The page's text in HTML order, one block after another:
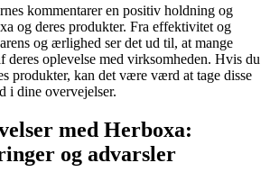
kommentarer en positiv holdning og
og deres produkter. Fra effektivitet og
og ærlighed ser det ud til, at mange
deres oplevelse med virksomheden. Hvis du
produkter, kan det være værd at tage disse
i dine overvejelser.
med Herboxa:
og advarsler